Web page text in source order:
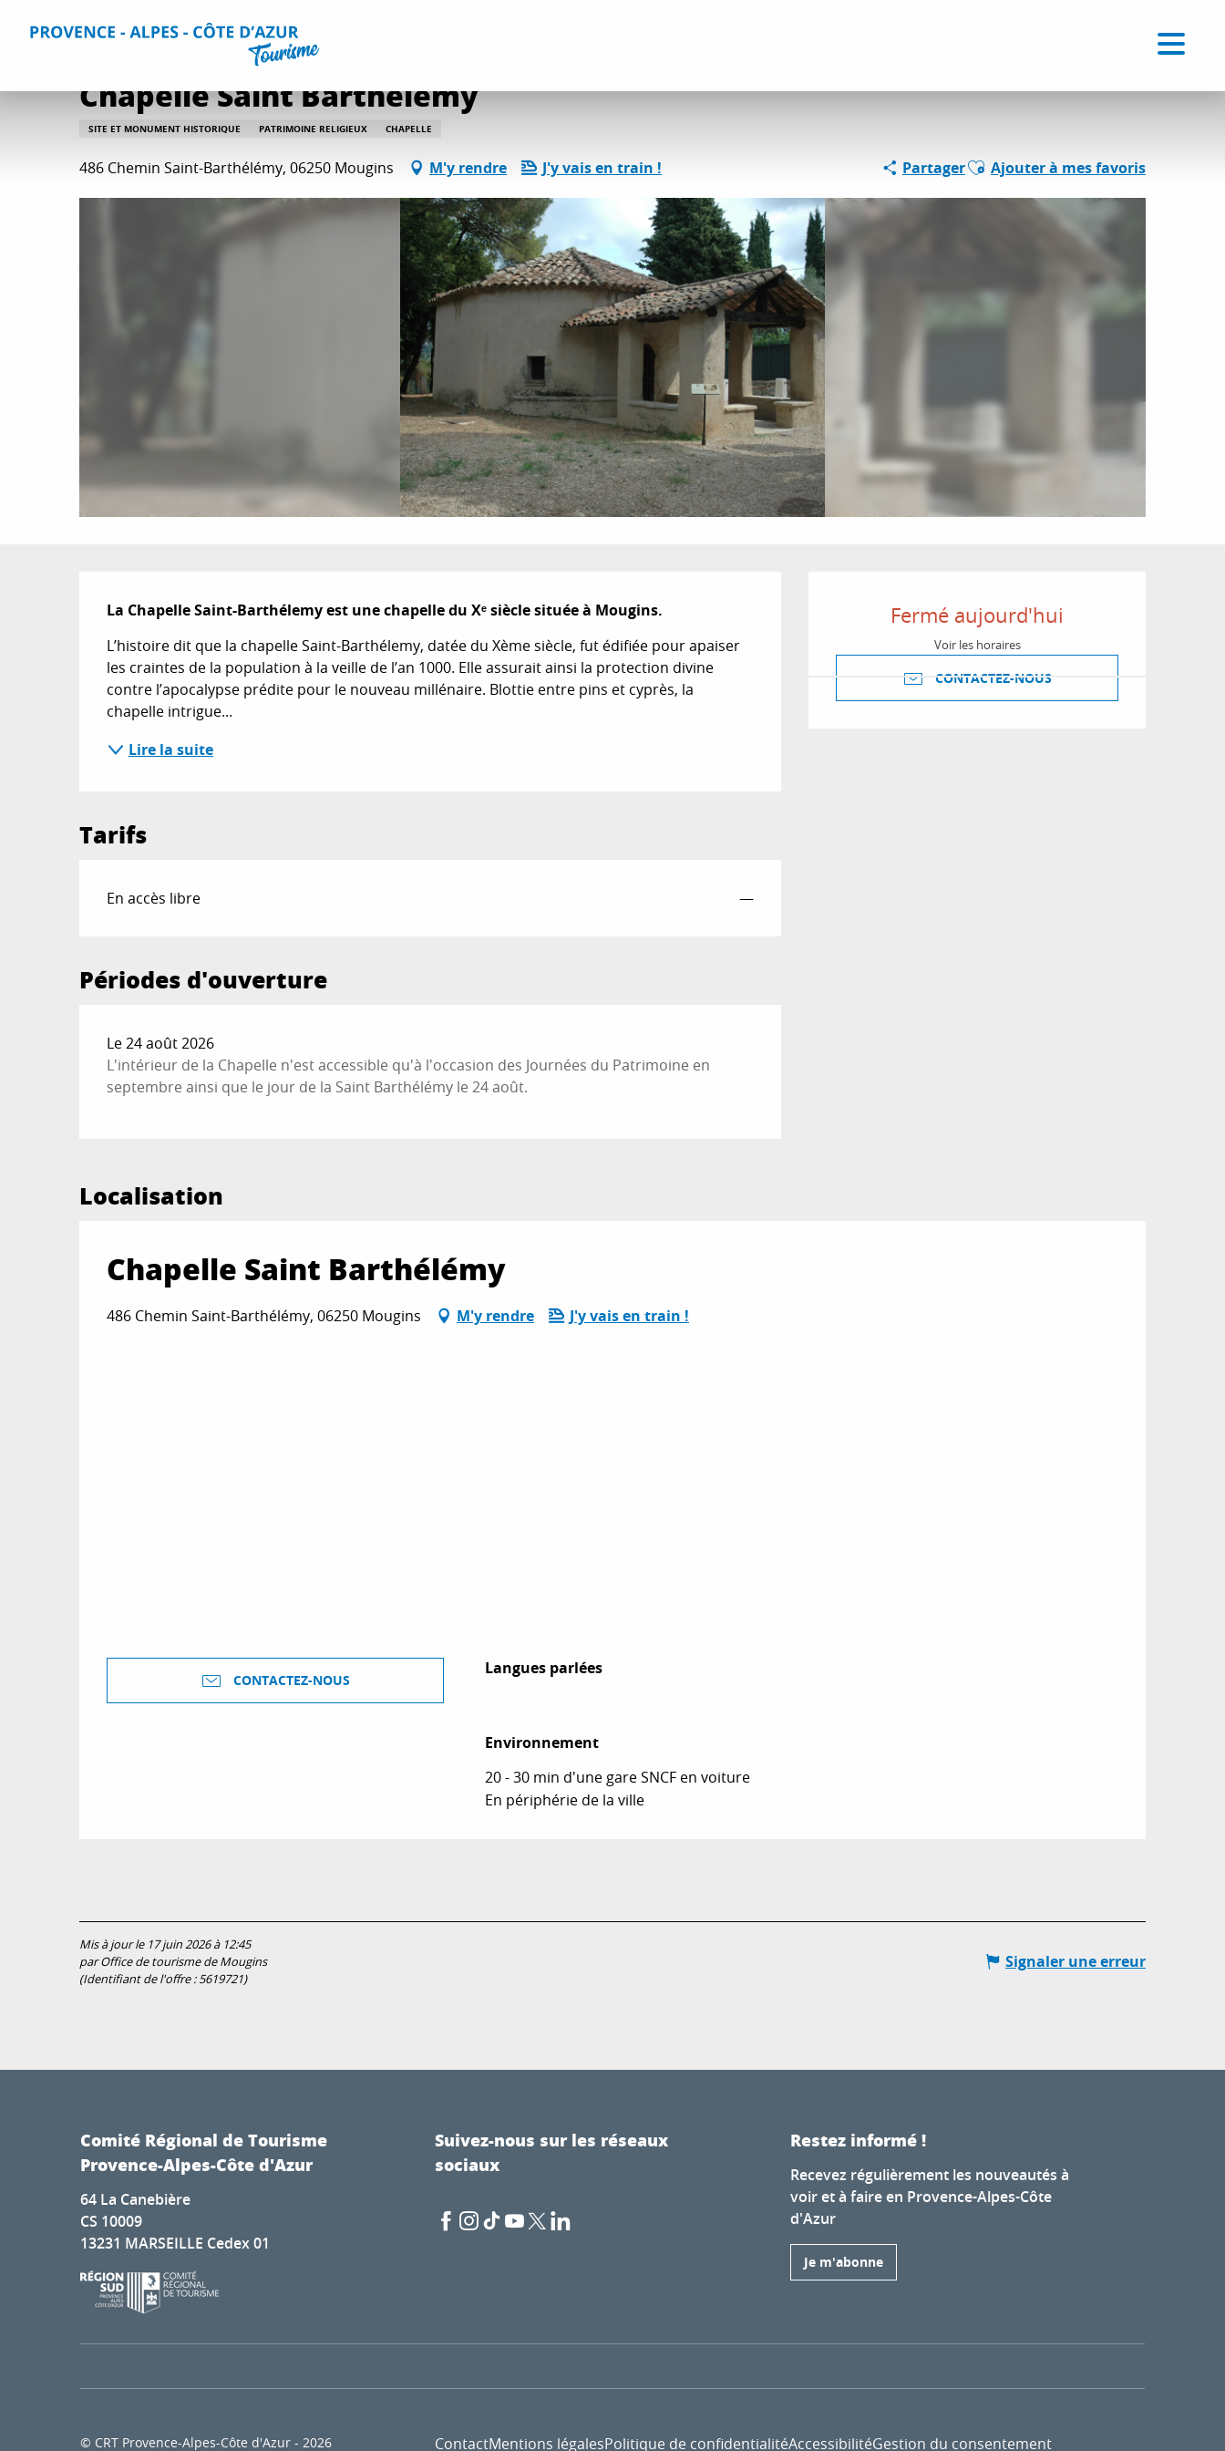
Accueil Que faire ? Culture et patrimoine
Chapelle Saint Barthélémy
SITE ET MONUMENT HISTORIQUE PATRIMOINE RELIGIEUX CHAPELLE
486 Chemin Saint-Barthélémy, 06250 Mougins M'y rendre J'y vais en train ! PartagerAjouter aux favoris
Ajouter à mes favoris
Ouverture et
Fermé aujourd'hui
Voir les horaires
CONTACTEZ-NOUS
Description
La Chapelle Saint-Barthélemy est une chapelle du Xᵉ siècle située à Mougins.
L’histoire dit que la chapelle Saint-Barthélemy, datée du Xème siècle, fut édifiée pour apaiser
les craintes de la population à la veille de l’an 1000. Elle assurait ainsi la protection divine
contre l’apocalypse prédite pour le nouveau millénaire. Blottie entre pins et cyprès, la
chapelle intrigue...
Lire la suite
Tarifs
En accès libre —
Périodes d'ouverture
Le 24 août 2026
L'intérieur de la Chapelle n'est accessible qu'à l'occasion des Journées du Patrimoine en
septembre ainsi que le jour de la Saint Barthélémy le 24 août.
Localisation
Chapelle Saint Barthélémy
486 Chemin Saint-Barthélémy, 06250 Mougins M'y rendre J'y vais en train !
CONTACTEZ-NOUS
Langues parlées
Langues parlées
Environnement
Environnement
20 - 30 min d'une gare SNCF en voiture
En périphérie de la ville
Mis à jour le 17 juin 2026 à 12:45
par Office de tourisme de Mougins
(Identifiant de l'offre :5619721)
Signaler une erreur
Comité Régional de Tourisme
Provence-Alpes-Côte d'Azur
64 La Canebière
CS 10009
13231 MARSEILLE Cedex 01
Suivez-nous sur les réseaux
sociaux
Restez informé !
Recevez régulièrement les nouveautés à
voir et à faire en Provence-Alpes-Côte
d'Azur
Je m'abonne
© CRT Provence-Alpes-Côte d'Azur - 2026 ContactMentions légalesPolitique de confidentialitéAccessibilitéGestion du consentement